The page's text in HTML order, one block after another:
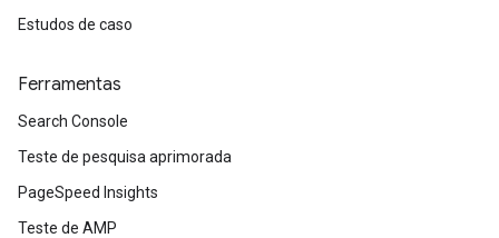
Estudos de caso
Ferramentas
Search Console
Teste de pesquisa aprimorada
PageSpeed Insights
Teste de AMP